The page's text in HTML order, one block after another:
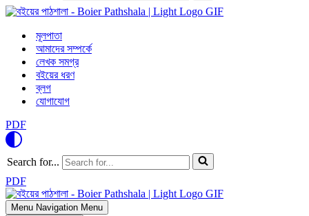
মূলপাতা
আমাদের সম্পর্কে
লেখক সমগ্র
বইয়ের ধরণ
ব্লগ
যোগাযোগ
PDF
Search for...
PDF
Menu Navigation Menu